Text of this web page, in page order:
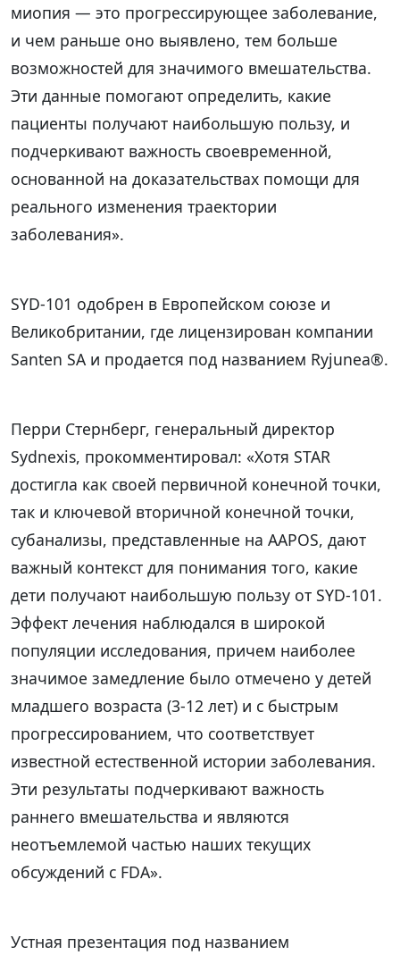
миопия — это прогрессирующее заболевание,
и чем раньше оно выявлено, тем больше
возможностей для значимого вмешательства.
Эти данные помогают определить, какие
пациенты получают наибольшую пользу, и
подчеркивают важность своевременной,
основанной на доказательствах помощи для
реального изменения траектории
заболевания».
SYD-101 одобрен в Европейском союзе и
Великобритании, где лицензирован компании
Santen SA и продается под названием Ryjunea®.
Перри Стернберг, генеральный директор
Sydnexis, прокомментировал: «Хотя STAR
достигла как своей первичной конечной точки,
так и ключевой вторичной конечной точки,
субанализы, представленные на AAPOS, дают
важный контекст для понимания того, какие
дети получают наибольшую пользу от SYD-101.
Эффект лечения наблюдался в широкой
популяции исследования, причем наиболее
значимое замедление было отмечено у детей
младшего возраста (3-12 лет) и с быстрым
прогрессированием, что соответствует
известной естественной истории заболевания.
Эти результаты подчеркивают важность
раннего вмешательства и являются
неотъемлемой частью наших текущих
обсуждений с FDA».
Устная презентация под названием